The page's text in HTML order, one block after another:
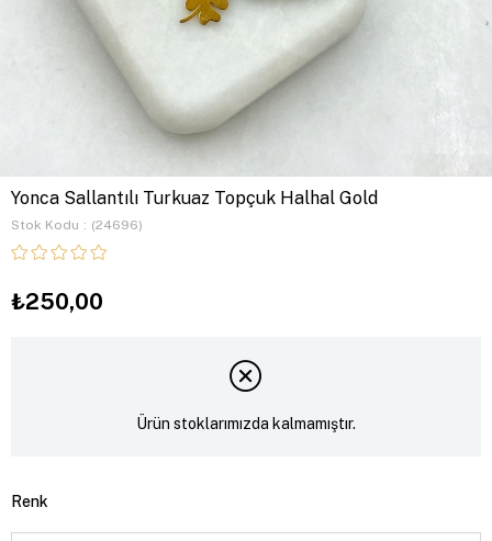
Yonca Sallantılı Turkuaz Topçuk Halhal Gold
Stok Kodu (24696)
₺250,00
Ürün stoklarımızda kalmamıştır.
Renk